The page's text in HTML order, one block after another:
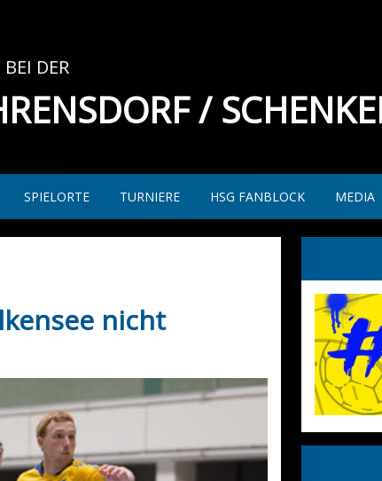
DER
/
SPIELORTE TURNIERE HSG FANBLOCK MEDIA
nicht